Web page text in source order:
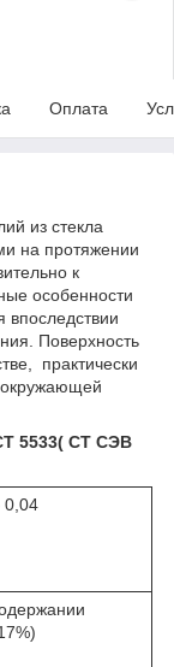
Оплата
из стекла
на протяжении
к
особенности
впоследствии
Поверхность
практически
окружающей
5533( СТ СЭВ
0,04